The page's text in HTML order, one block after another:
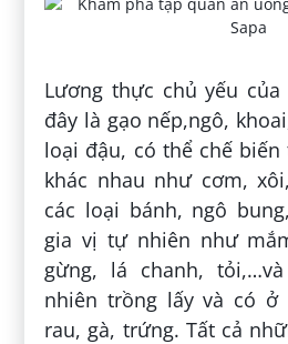
Lương thực chủ yếu
đây là gạo nếp,ngô,
loại đậu, có thể chế
khác nhau như cơm,
các loại bánh, ngô
gia vị tự nhiên như
gừng, lá chanh,
nhiên trồng lấy và có ở
rau, gà, trứng. Tất cả